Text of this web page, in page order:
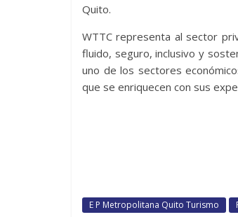
Quito.
WTTC representa al sector
fluido, seguro, inclusivo y
uno de los sectores
que se enriquecen con sus
E P Metropolitana Quito Turismo